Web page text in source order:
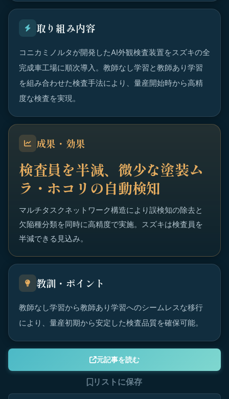
取り組み内容
コニカミノルタが開発したAI外観検査装置をスズキの全
完成車工場に順次導入。教師なし学習と教師あり学習
を組み合わせた検査手法により、量産開始時から高精
度な検査を実現。
成果・効果
検査員を半減、微少な塗装ム
ラ・ホコリの自動検知
マルチタスクネットワーク構造により誤検知の除去と
欠陥種分類を同時に高精度で実施。スズキは検査員を
半減できる見込み。
教訓・ポイント
教師なし学習から教師あり学習へのシームレスな移行
により、量産初期から安定した検査品質を確保可能。
元記事を読む
リストに保存